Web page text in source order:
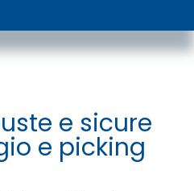
e sicure
e picking